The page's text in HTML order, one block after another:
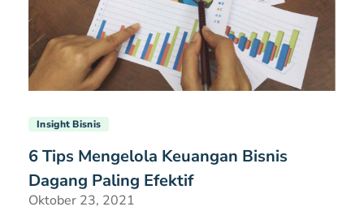
Insight Bisnis
6 Tips Mengelola Keuangan Bisnis
Dagang Paling Efektif
Oktober 23, 2021